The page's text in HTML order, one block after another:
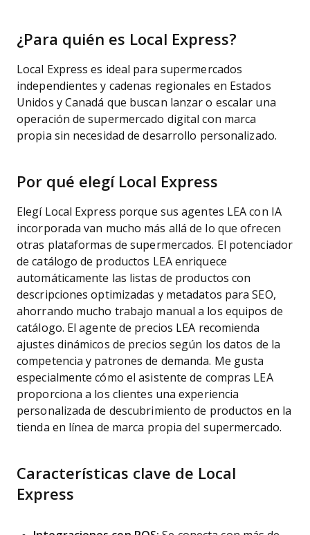
¿Para quién es Local Express?
Local Express es ideal para supermercados
independientes y cadenas regionales en Estados
Unidos y Canadá que buscan lanzar o escalar una
operación de supermercado digital con marca
propia sin necesidad de desarrollo personalizado.
Por qué elegí Local Express
Elegí Local Express porque sus agentes LEA con IA
incorporada van mucho más allá de lo que ofrecen
otras plataformas de supermercados. El potenciador
de catálogo de productos LEA enriquece
automáticamente las listas de productos con
descripciones optimizadas y metadatos para SEO,
ahorrando mucho trabajo manual a los equipos de
catálogo. El agente de precios LEA recomienda
ajustes dinámicos de precios según los datos de la
competencia y patrones de demanda. Me gusta
especialmente cómo el asistente de compras LEA
proporciona a los clientes una experiencia
personalizada de descubrimiento de productos en la
tienda en línea de marca propia del supermercado.
Características clave de Local
Express